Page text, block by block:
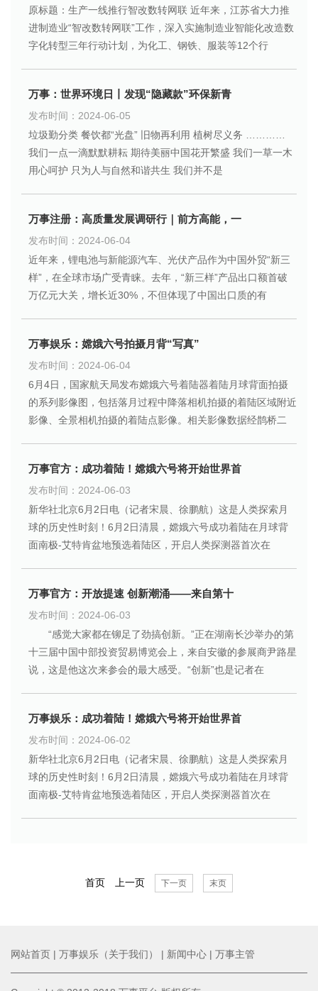
原标题：生产一线推行智改数转网联 近年来，江苏省大力推
进制造业“智改数转网联”工作，深入实施制造业智能化改造数
字化转型三年行动计划，为化工、钢铁、服装等12个行
万事：世界环境日丨发现“隐藏款”环保新青
发布时间：2024-06-05
垃圾勤分类 餐饮都“光盘” 旧物再利用 植树尽义务 …………
我们一点一滴默默耕耘 期待美丽中国花开繁盛 我们一草一木
用心呵护 只为人与自然和谐共生 我们并不是
万事注册：高质量发展调研行｜前方高能，一
发布时间：2024-06-04
近年来，锂电池与新能源汽车、光伏产品作为中国外贸“新三
样”，在全球市场广受青睐。去年，“新三样”产品出口额首破
万亿元大关，增长近30%，不但体现了中国出口质的有
万事娱乐：嫦娥六号拍摄月背“写真”
发布时间：2024-06-04
6月4日，国家航天局发布嫦娥六号着陆器着陆月球背面拍摄
的系列影像图，包括落月过程中降落相机拍摄的着陆区域附近
影像、全景相机拍摄的着陆点影像。相关影像数据经鹊桥二
万事官方：成功着陆！嫦娥六号将开始世界首
发布时间：2024-06-03
新华社北京6月2日电（记者宋晨、徐鹏航）这是人类探索月
球的历史性时刻！6月2日清晨，嫦娥六号成功着陆在月球背
面南极-艾特肯盆地预选着陆区，开启人类探测器首次在
万事官方：开放提速 创新潮涌——来自第十
发布时间：2024-06-03
“感觉大家都在铆足了劲搞创新。”正在湖南长沙举办的第
十三届中国中部投资贸易博览会上，来自安徽的参展商尹路星
说，这是他这次来参会的最大感受。“创新”也是记者在
万事娱乐：成功着陆！嫦娥六号将开始世界首
发布时间：2024-06-02
新华社北京6月2日电（记者宋晨、徐鹏航）这是人类探索月
球的历史性时刻！6月2日清晨，嫦娥六号成功着陆在月球背
面南极-艾特肯盆地预选着陆区，开启人类探测器首次在
首页 上一页 下一页 末页
网站首页 | 万事娱乐（关于我们） | 新闻中心 | 万事主管